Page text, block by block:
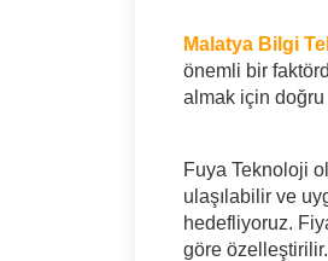
Malatya Bilgi
önemli bir
almak için doğru
Fuya Teknoloji
ulaşılabilir ve
hedefliyoruz.
göre